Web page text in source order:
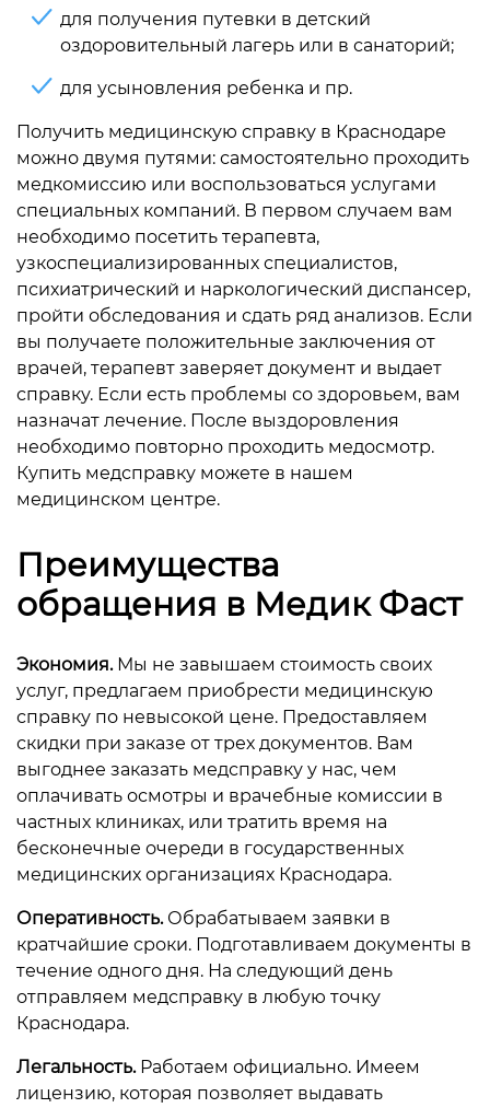
для получения путевки в детский
оздоровительный лагерь или в санаторий;
для усыновления ребенка и пр.
Получить медицинскую справку в Краснодаре
можно двумя путями: самостоятельно проходить
медкомиссию или воспользоваться услугами
специальных компаний. В первом случаем вам
необходимо посетить терапевта,
узкоспециализированных специалистов,
психиатрический и наркологический диспансер,
пройти обследования и сдать ряд анализов. Если
вы получаете положительные заключения от
врачей, терапевт заверяет документ и выдает
справку. Если есть проблемы со здоровьем, вам
назначат лечение. После выздоровления
необходимо повторно проходить медосмотр.
Купить медсправку можете в нашем
медицинском центре.
Преимущества
обращения в Медик Фаст
Экономия.Мы не завышаем стоимость своих
услуг, предлагаем приобрести медицинскую
справку по невысокой цене. Предоставляем
скидки при заказе от трех документов. Вам
выгоднее заказать медсправку у нас, чем
оплачивать осмотры и врачебные комиссии в
частных клиниках, или тратить время на
бесконечные очереди в государственных
медицинских организациях Краснодара.
Оперативность.Обрабатываем заявки в
кратчайшие сроки. Подготавливаем документы в
течение одного дня. На следующий день
отправляем медсправку в любую точку
Краснодара.
Легальность. Работаем официально. Имеем
лицензию, которая позволяет выдавать